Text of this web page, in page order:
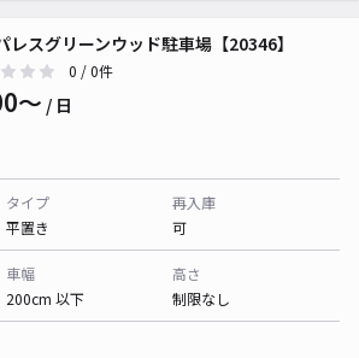
レスグリーンウッド駐車場【20346】
0 / 0件
〜 / 日
タイプ
平置き
再入庫
可
車幅
200cm 以下
高さ
制限なし